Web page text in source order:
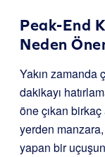
Peak-End
Neden
Yakın zamanda
dakikayı
öne çıkan birkaç
yerden
yapan bir uçuşun